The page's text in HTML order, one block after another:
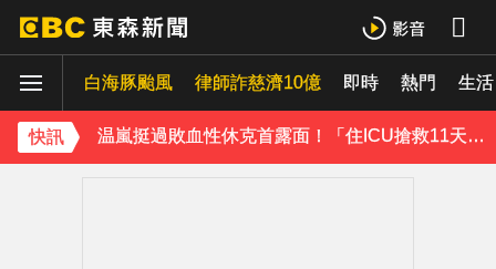
白海豚颱風 律師詐慈濟10億 即時 熱門 生活
快訊
下載東森App，隨時掌握天下大小事！
温嵐挺過敗血性休克首露面！「住ICU搶救11天」曝最新近況：讓大家擔心了
才連莊金鐘紅毯主持！夏和熙突曝「像被卡車撞」備賽狂操滿手繭